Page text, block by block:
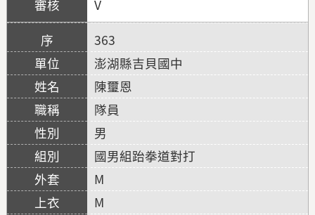
V
363
澎湖縣吉貝國中
陳璽恩
隊員
男
國男組跆拳道對打
M
M